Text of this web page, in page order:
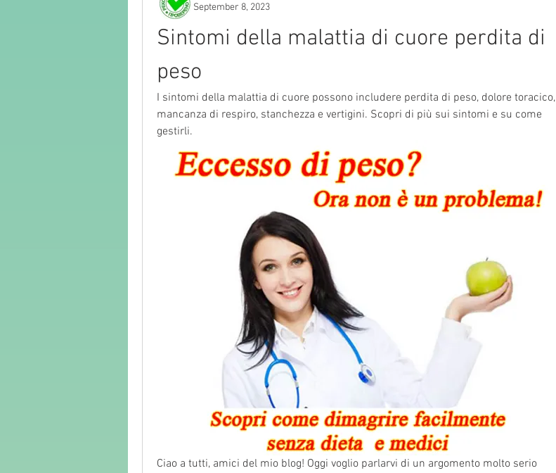
September 8, 2023
Sintomi della malattia di cuore perdita di
peso
I sintomi della malattia di cuore possono includere perdita di peso, dolore toracico,
mancanza di respiro, stanchezza e vertigini. Scopri di più sui sintomi e su come
gestirli.
Ciao a tutti, amici del mio blog! Oggi voglio parlarvi di un argomento molto serio